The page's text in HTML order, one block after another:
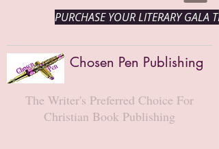
PURCHASE YOUR LITERARY GALA
Chosen Pen Publishing
The Writer's Preferred Choice For
Christian Book Publishing